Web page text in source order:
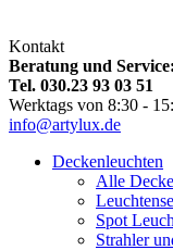
Kontakt
Beratung und Service:
Tel. 030.23 93 03 51
Werktags von 8:30 -
info@artylux.de
Deckenleuchten
Alle
Spot
Strahler